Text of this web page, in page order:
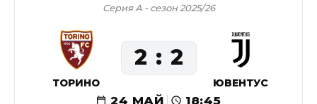
Серия А - сезон 2025/26
24 МАЙ 18:45
ТОРИНО
2 2
ЮВЕНТУС